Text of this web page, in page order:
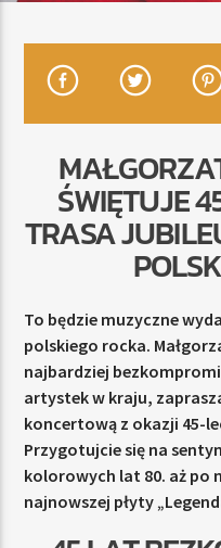
TERAZ
RADIO
Radio Strefa Muzy
ŚWIĘTUJE
TRASA
To będzie muzyczne
polskiego rocka.
najbardziej
artystek w kraju,
koncertową z okazji 45-
Przygotujcie się na
kolorowych lat 80. aż po
najnowszej płyty